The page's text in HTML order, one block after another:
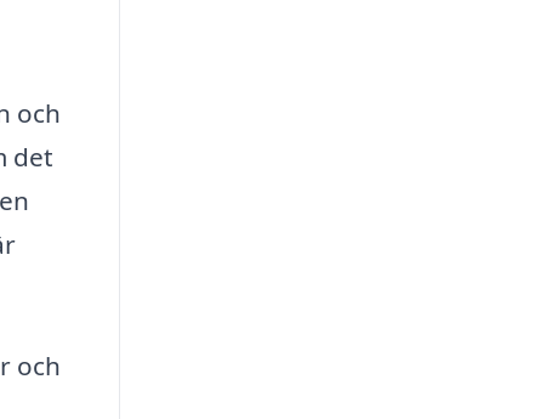
och
det
och